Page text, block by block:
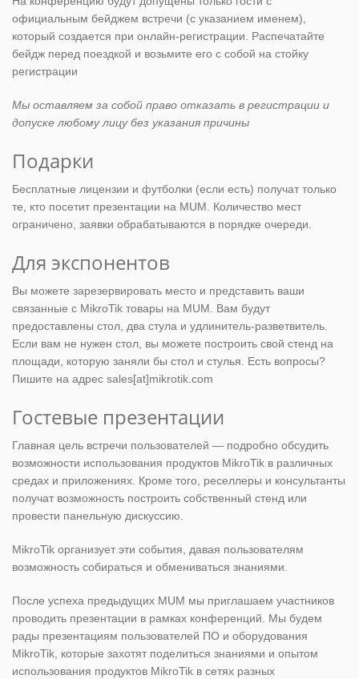
официальным бейджем встречи (с указанием именем),
который создается при онлайн-регистрации. Распечатайте
бейдж перед поездкой и возьмите его с собой на стойку
регистрации
Мы оставляем за собой право отказать в регистрации и
допуске любому лицу без указания причины
Подарки
Бесплатные лицензии и футболки (если есть) получат только
те, кто посетит презентации на MUM. Количество мест
ограничено, заявки обрабатываются в порядке очереди.
Для экспонентов
Вы можете зарезервировать место и представить ваши
связанные с MikroTik товары на MUM. Вам будут
предоставлены стол, два стула и удлинитель-разветвитель.
Если вам не нужен стол, вы можете построить свой стенд на
площади, которую заняли бы стол и стулья. Есть вопросы?
Пишите на адрес sales[at]mikrotik.com
Гостевые презентации
Главная цель встречи пользователей — подробно обсудить
возможности использования продуктов MikroTik в различных
средах и приложениях. Кроме того, реселлеры и консультанты
получат возможность построить собственный стенд или
провести панельную дискуссию.
MikroTik организует эти события, давая пользователям
возможность собираться и обмениваться знаниями.
После успеха предыдущих MUM мы приглашаем участников
проводить презентации в рамках конференций. Мы будем
рады презентациям пользователей ПО и оборудования
MikroTik, которые захотят поделиться знаниями и опытом
использования продуктов MikroTik в сетях разных